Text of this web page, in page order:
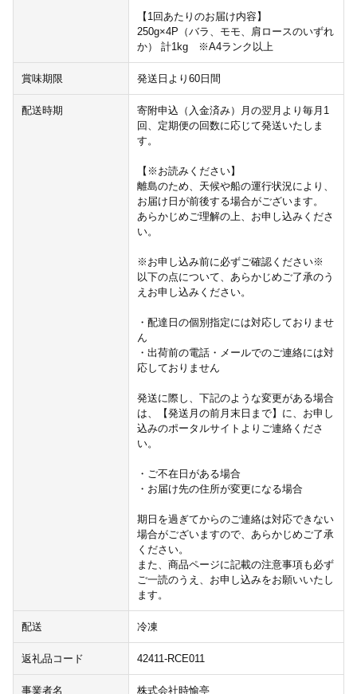
【1回あたりのお届け内容】
250g×4P（バラ、モモ、肩ロースのいずれ
か） 計1kg ※A4ランク以上
賞味期限 発送日より60日間
配送時期
寄附申込（入金済み）月の翌月より毎月1
回、定期便の回数に応じて発送いたしま
す。
【※お読みください】
離島のため、天候や船の運行状況により、
お届け日が前後する場合がございます。
あらかじめご理解の上、お申し込みくださ
い。
※お申し込み前に必ずご確認ください※
以下の点について、あらかじめご了承のう
えお申し込みください。
・配達日の個別指定には対応しておりませ
ん
・出荷前の電話・メールでのご連絡には対
応しておりません
発送に際し、下記のような変更がある場合
は、【発送月の前月末日まで】に、お申し
込みのポータルサイトよりご連絡くださ
い。
・ご不在日がある場合
・お届け先の住所が変更になる場合
期日を過ぎてからのご連絡は対応できない
場合がございますので、あらかじめご了承
ください。
また、商品ページに記載の注意事項も必ず
ご一読のうえ、お申し込みをお願いいたし
ます。
配送 冷凍
返礼品コード 42411-RCE011
事業者名 株式会社時愉亭